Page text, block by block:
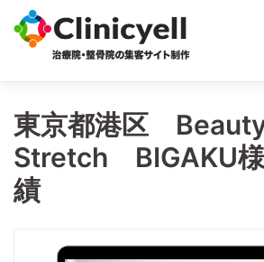
content
東京都港区
Stretch BIGAKU
績